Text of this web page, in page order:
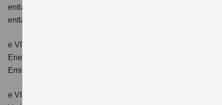
entladener Batterie: 6,6 l/100km; CO2-Klasse (bei
entladener Batterie): E.
e VITARA eAxle Club (49 kWh-Batterie)
Energieverbrauch kombiniert: 14,9 kWh/100km; CO₂-
Emissionen kombiniert: 0 g/km; CO₂-Klasse: A.
e VITARA eAxle Comfort (61 kWh-Batterie)